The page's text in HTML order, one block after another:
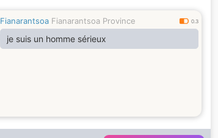
Fianarantsoa Fianarantsoa Province 0.3
je suis un homme sérieux